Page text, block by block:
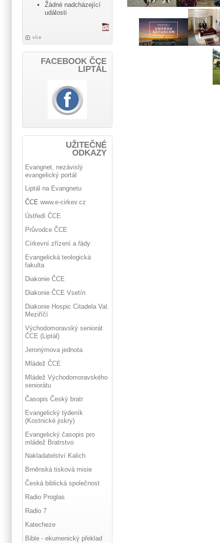
Žádné nadcházející
události
více
FACEBOOK ČCE
LIPTÁL
UŽITEČNÉ
ODKAZY
Evangnet, nezávislý
evangelický portál
Liptál na Evangnetu
ČCE www.e-cirkev.cz
Ústředí ČCE
Průvodce ČCE
Církevní zřízení a řády
Evangelická teologická
fakulta
Diakonie ČCE
Diakonie ČCE Vsetín
Diakonie Hospic Citadela Val.
Meziříčí
Východomoravský seniorát
ČCE (Liptál)
Jeronýmova jednota
Mládež ČCE
Mládež Východomoravského
seniorátu
Časopis Český bratr
Evangelický týdeník
(Kostnické jiskry)
Evangelický časopis pro
mládež Bratrstvo
Nakladatelství Kalich
Brněnská tisková misie
Česká biblická společnost
Radio Proglas
Radio 7
Katecheze
Bible - ekumenický překlad